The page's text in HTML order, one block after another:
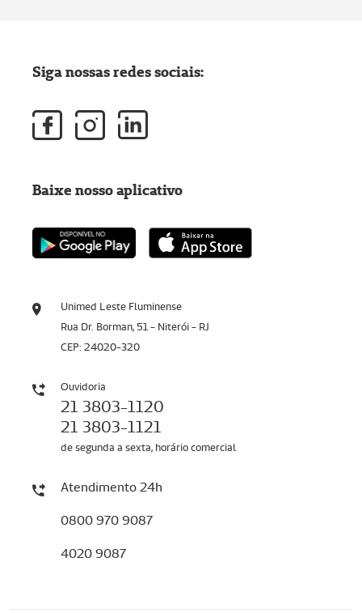
Unimed Leste Fluminense
Rua Dr. Borman, 51 - Niterói - RJ
CEP: 24020-320
Ouvidoria
21 3803-1120
21 3803-1121
de segunda a sexta, horário comercial
Atendimento 24h
0800 970 9087
4020 9087
Siga nossas redes sociais:
Baixe nosso aplicativo